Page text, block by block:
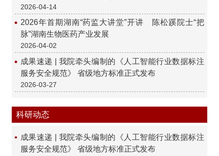
2026-04-14
2026年首期湖南“药监大讲堂”开讲 陈松蹊院士“把
脉”湖南生物医药产业发展
2026-04-02
成果速递 | 我院牵头编制的《人工智能行业数据标注
服务安全规范》 省级地方标准正式发布
2026-03-27
科研动态
成果速递 | 我院牵头编制的《人工智能行业数据标注
服务安全规范》 省级地方标准正式发布